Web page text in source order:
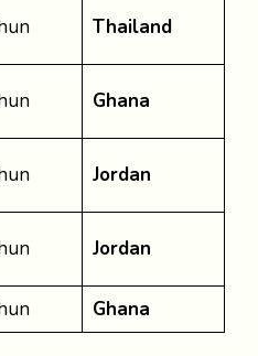
Thailand
Ghana
Jordan
Jordan
Ghana